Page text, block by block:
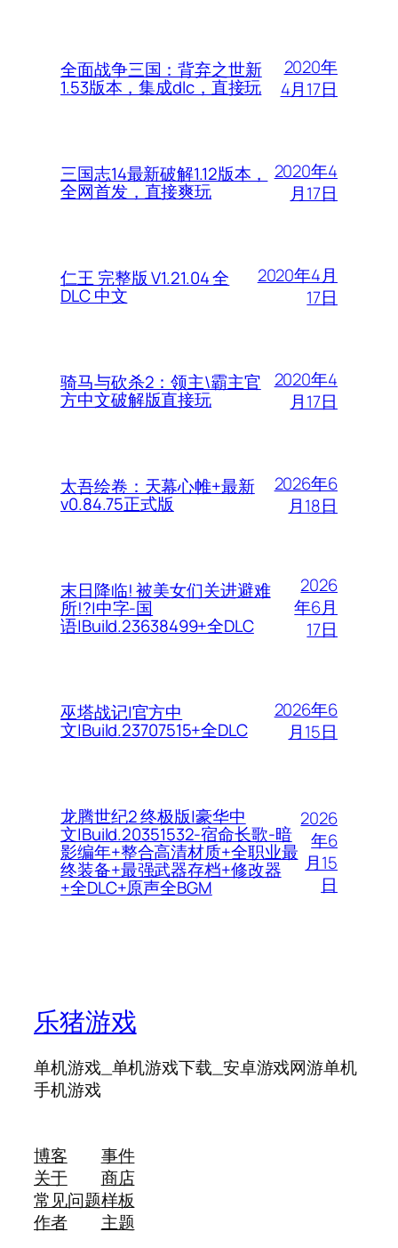
全面战争三国：背弃之世新
1.53版本，集成dlc，直接玩
2020年
4月17日
三国志14最新破解1.12版本，
全网首发，直接爽玩
2020年4
月17日
仁王 完整版 V1.21.04 全
DLC 中文
2020年4月
17日
骑马与砍杀2：领主\霸主官
方中文破解版直接玩
2020年4
月17日
太吾绘卷：天幕心帷+最新
v0.84.75正式版
2026年6
月18日
末日降临! 被美女们关进避难
所!?|中字-国
语|Build.23638499+全DLC
2026
年6月
17日
巫塔战记|官方中
文|Build.23707515+全DLC
2026年6
月15日
龙腾世纪2 终极版|豪华中
文|Build.20351532-宿命长歌-暗
影编年+整合高清材质+全职业最
终装备+最强武器存档+修改器
+全DLC+原声全BGM
2026
年6
月15
日
乐猪游戏
单机游戏_单机游戏下载_安卓游戏网游单机
手机游戏
博客
关于
常见问题
作者
事件
商店
样板
主题